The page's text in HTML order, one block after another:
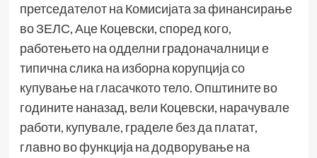
претседателот на Комисијата за финансирање
во ЗЕЛС, Аце Коцевски, според кого,
работењето на одделни градоначалници е
типична слика на изборна корупција со
купување на гласачкото тело. Општините во
годините наназад, вели Коцевски, нарачувале
работи, купувале, граделе без да платат,
главно во функција на додворување на